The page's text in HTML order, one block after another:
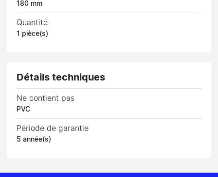
180 mm
Quantité
1 pièce(s)
Détails techniques
Ne contient pas
PVC
Période de garantie
5 année(s)